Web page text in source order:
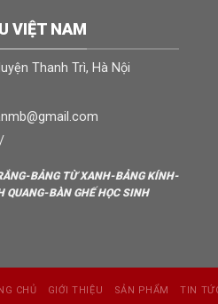
VIỆT NAM
Thanh Trì, Hà Nội
BẢNG TỪ XANH-BẢNG KÍNH-
QUANG-BÀN GHẾ HỌC SINH
CHỦ GIỚI THIỆU SẢN PHẨM TIN